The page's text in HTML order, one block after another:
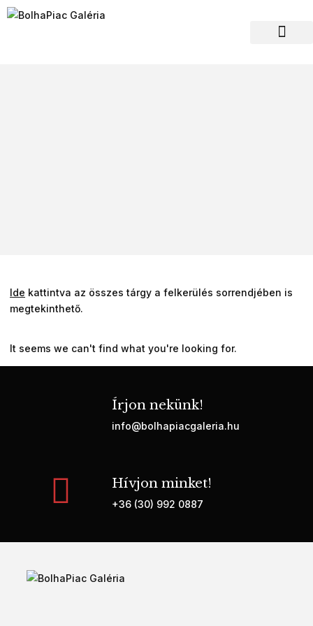
Ide kattintva az összes tárgy a felkerülés sorrendjében is
megtekinthető.
It seems we can't find what you're looking for.
Írjon nekünk!
info@bolhapiacgaleria.hu
Hívjon minket!
+36 (30) 992 0887